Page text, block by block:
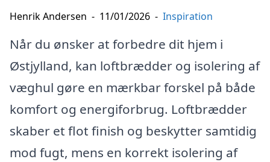
Henrik Andersen - 11/01/2026 - Inspiration
Når du ønsker at forbedre dit hjem i
Østjylland, kan loftbrædder og isolering af
væghul gøre en mærkbar forskel på både
komfort og energiforbrug. Loftbrædder
skaber et flot finish og beskytter samtidig
mod fugt, mens en korrekt isolering af